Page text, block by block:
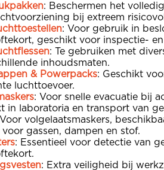
: Beschermen het
bij extreem
: Voor gebruik in
geschikt voor inspectie-
: Te gebruiken met
inhoudsmaten.
& Powerpacks: Geschikt
luchttoevoer.
: Voor snelle evacuatie bij
in laboratoria en transport van
volgelaatsmaskers,
voor gassen, dampen en stof.
: Essentieel voor detectie van
: Extra veiligheid bij